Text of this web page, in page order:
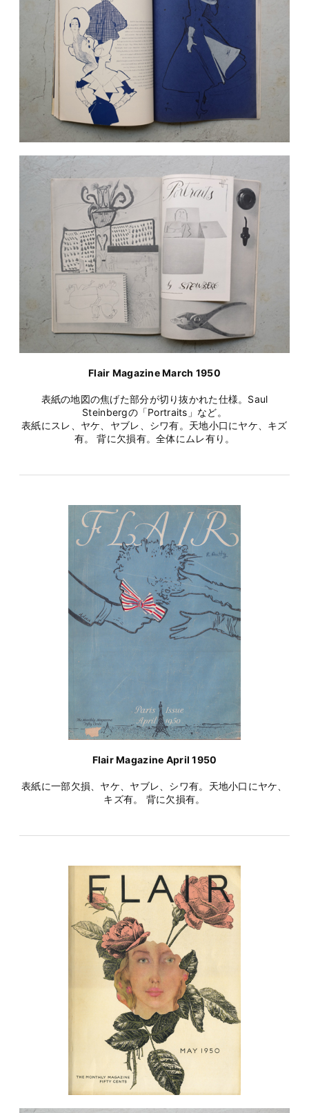
Flair Magazine March 1950
表紙の地図の焦げた部分が切り抜かれた仕様。Saul
Steinbergの「Portraits」など。
表紙にスレ、ヤケ、ヤブレ、シワ有。天地小口にヤケ、キズ
有。 背に欠損有。全体にムレ有り。
Flair Magazine April 1950
表紙に一部欠損、ヤケ、ヤブレ、シワ有。天地小口にヤケ、
キズ有。 背に欠損有。